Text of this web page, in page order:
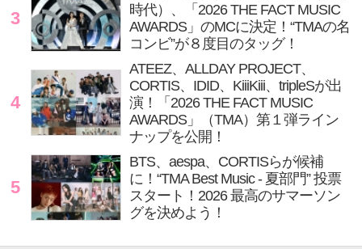
3
時代）、「2026 THE FACT MUSIC
AWARDS」のMCに決定！“TMAの名
コンビ”が８度目のタッグ！
4
ATEEZ、ALLDAY PROJECT、
CORTIS、IDID、KiiiKiii、tripleSが出
演！「2026 THE FACT MUSIC
AWARDS」（TMA）第１弾ライン
ナップを公開！
5
BTS、aespa、CORTISらが候補
に！“TMA Best Music - 夏部門” 投票
スタート！2026 最高のサマーソン
グを決めよう！